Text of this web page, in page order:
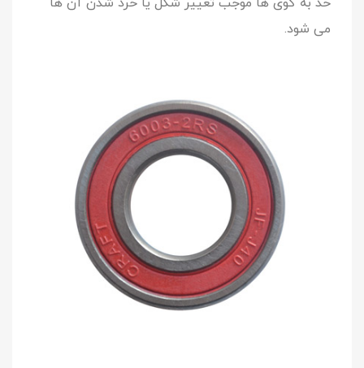
می شود.